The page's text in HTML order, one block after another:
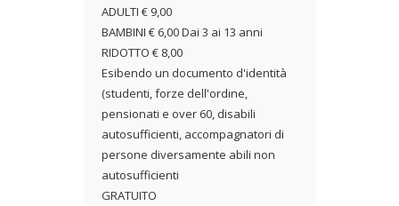
ADULTI € 9,00
BAMBINI € 6,00 Dai 3 ai 13 anni
RIDOTTO € 8,00
Esibendo un documento d'identità
(studenti, forze dell'ordine,
pensionati e over 60, disabili
autosufficienti, accompagnatori di
persone diversamente abili non
autosufficienti
GRATUITO